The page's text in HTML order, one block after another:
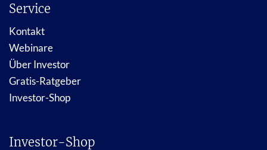
Service
Kontakt
Webinare
Über Investor
Gratis-Ratgeber
Investor-Shop
Investor-Shop